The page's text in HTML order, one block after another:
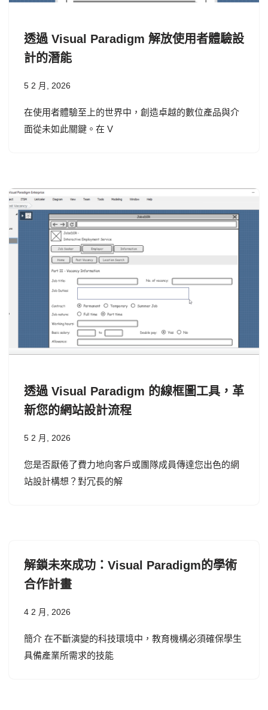
透過 Visual Paradigm 解放使用者體驗設
計的潛能
5 2 月, 2026
在使用者體驗至上的世界中，創造卓越的數位產品與介
面從未如此關鍵。在 V
透過 Visual Paradigm 的線框圖工具，革
新您的網站設計流程
5 2 月, 2026
您是否厭倦了費力地向客戶或團隊成員傳達您出色的網
站設計構想？對冗長的解
解鎖未來成功：Visual Paradigm的學術
合作計畫
4 2 月, 2026
簡介 在不斷演變的科技環境中，教育機構必須確保學生
具備產業所需求的技能